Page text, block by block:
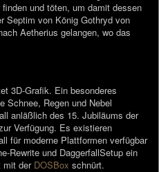
und töten, um damit dessen
Septim von König Gothryd von
Aetherius gelangen, wo das
3D-Grafik. Ein besonderes
Schnee, Regen und Nebel
anläßlich des 15. Jubiläums der
Verfügung. Es existieren
für moderne Plattformen verfügbar
Rewrite und DaggerfallSetup ein
mit der DOSBox schnürt.